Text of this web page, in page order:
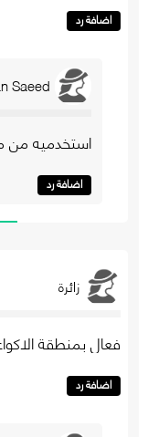
اضافة رد
Saeed
استخدميه من
اضافة رد
زائرة
فعال بمنطقة
اضافة رد